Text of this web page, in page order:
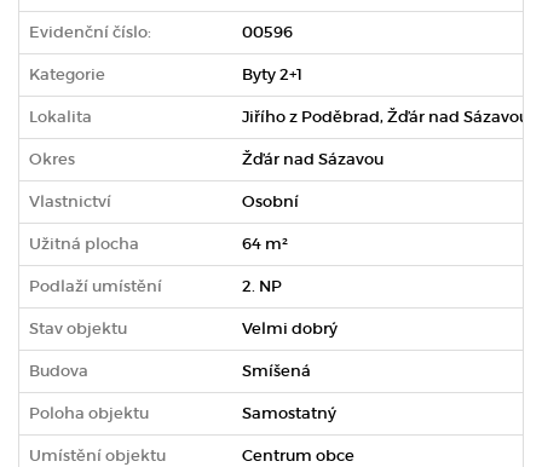
Evidenční číslo: 00596
Kategorie Byty 2+1
Lokalita Jiřího z Poděbrad, Žďár nad Sázavou 1
Okres Žďár nad Sázavou
Vlastnictví Osobní
Užitná plocha 64 m²
Podlaží umístění 2. NP
Stav objektu Velmi dobrý
Budova Smíšená
Poloha objektu Samostatný
Umístění objektu Centrum obce